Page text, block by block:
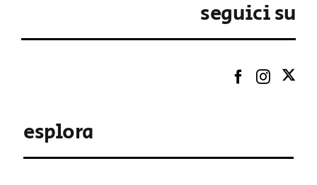
seguici su
esplora